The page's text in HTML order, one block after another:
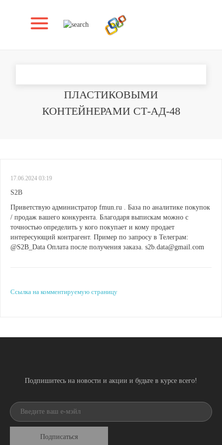
ПЛАСТИКОВЫМИ
КОНТЕЙНЕРАМИ СТ-АД-48
17.06.2024 03:19
S2B
Приветствую администратор fmun.ru . База по аналитике покупок
/ продаж вашего конкурента. Благодаря выпискам можно с
точностью определить у кого покупает и кому продает
интересующий контрагент. Пример по запросу в Телеграм:
@S2B_Data Оплата после получения заказа. s2b.data@gmail.com
Ссылка на комментируемую страницу
Подпишитесь на новости и акции и будьте в курсе всего!
Подписаться